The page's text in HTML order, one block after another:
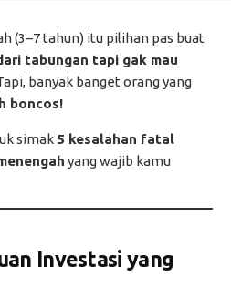
(3–7 tahun) itu pilihan pas buat
tabungan tapi gak mau
banyak banget orang yang
boncos!
simak 5 kesalahan fatal
yang wajib kamu
Investasi yang